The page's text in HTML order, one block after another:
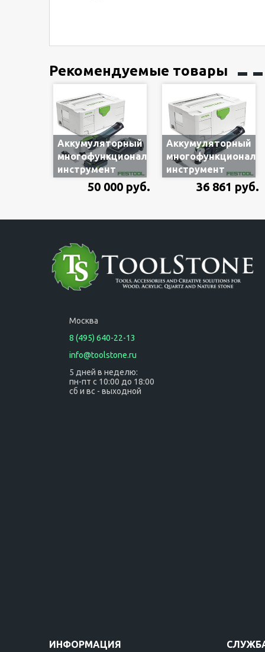
Рекомендуемые товары
Аккумуляторный
многофункциональный
инструмент
Festool OSC 18 Li
аккумулятор и з/
50 000 руб.
Аккумуляторный
инструмент
Festool OSC 18 Li
аккумулятора и
36 861 руб.
Москва
8 (495) 640-22-13
info@toolstone.ru
5 дней в неделю:
пн-пт с 10:00 до 18:00
сб и вс - выходной
ИНФОРМАЦИЯ